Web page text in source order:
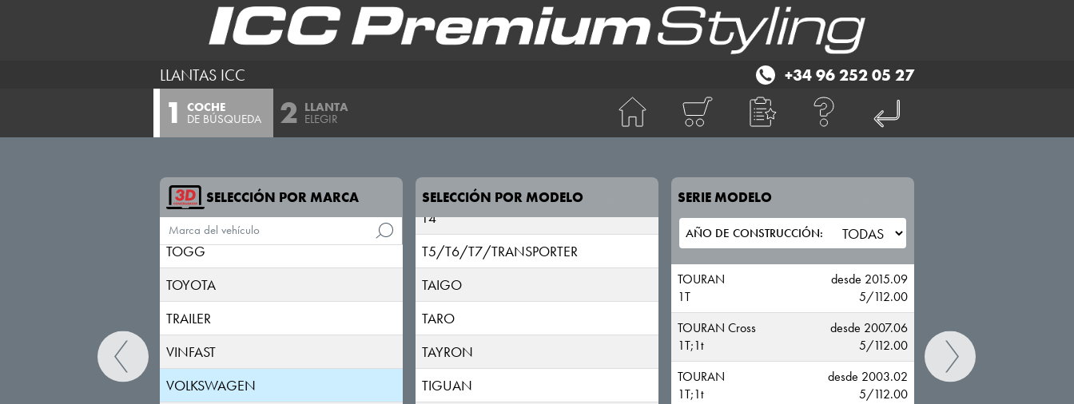
LLANTAS ICC +34 96 252 05 27
COCHE
DE BÚSQUEDA
LLANTA
ELEGIR
SELECCIÓN POR MARCA
Marca del vehículo
SKYWELL
SMART
STREETSCOOTER
SUZUKI
TESLA
TOGG
TOYOTA
TRAILER
VINFAST
VOLKSWAGEN
SELECCIÓN POR MODELO
SCIROCCO
SHARAN
T4
T5/T6/T7/TRANSPORTER
TAIGO
TARO
TAYRON
TIGUAN
SERIE MODELO
TOURAN
1T
desde 2015.09
5/112.00
TOURAN Cross
1T;1t
desde 2007.06
5/112.00
TOURAN
1T;1t
desde 2003.02
5/112.00